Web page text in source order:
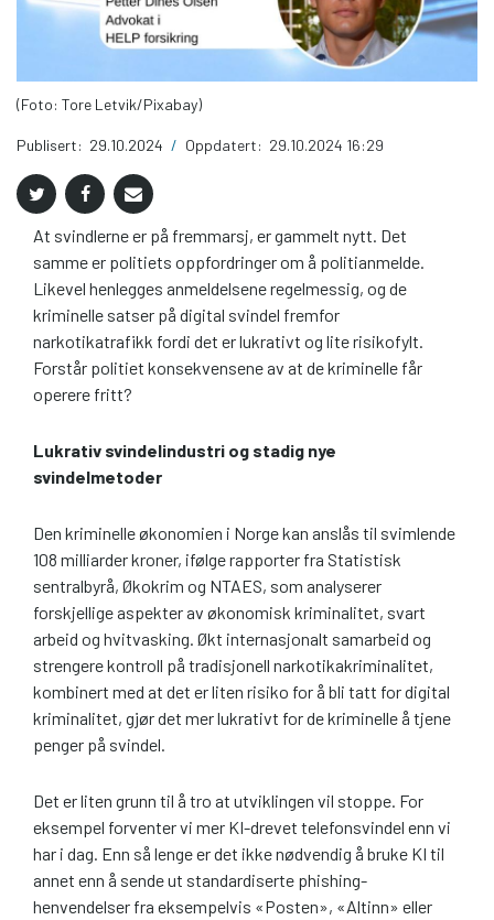
(Foto: Tore Letvik/Pixabay)
Publisert: 29.10.2024 / Oppdatert: 29.10.2024 16:29
At svindlerne er på fremmarsj, er gammelt nytt. Det
samme er politiets oppfordringer om å politianmelde.
Likevel henlegges anmeldelsene regelmessig, og de
kriminelle satser på digital svindel fremfor
narkotikatrafikk fordi det er lukrativt og lite risikofylt.
Forstår politiet konsekvensene av at de kriminelle får
operere fritt?
Lukrativ svindelindustri og stadig nye
svindelmetoder
Den kriminelle økonomien i Norge kan anslås til svimlende
108 milliarder kroner, ifølge rapporter fra Statistisk
sentralbyrå, Økokrim og NTAES, som analyserer
forskjellige aspekter av økonomisk kriminalitet, svart
arbeid og hvitvasking. Økt internasjonalt samarbeid og
strengere kontroll på tradisjonell narkotikakriminalitet,
kombinert med at det er liten risiko for å bli tatt for digital
kriminalitet, gjør det mer lukrativt for de kriminelle å tjene
penger på svindel.
Det er liten grunn til å tro at utviklingen vil stoppe. For
eksempel forventer vi mer KI-drevet telefonsvindel enn vi
har i dag. Enn så lenge er det ikke nødvendig å bruke KI til
annet enn å sende ut standardiserte phishing-
henvendelser fra eksempelvis «Posten», «Altinn» eller